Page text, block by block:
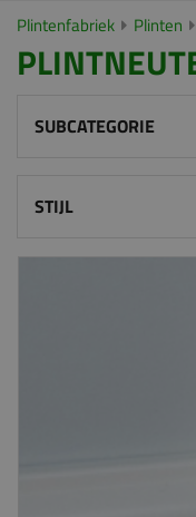
Plintenfabriek Plinten
SUBCATEGORIE
STIJL